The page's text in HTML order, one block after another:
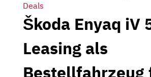
Deals
Škoda Enyaq iV
Leasing als
Bestellfahrzeug